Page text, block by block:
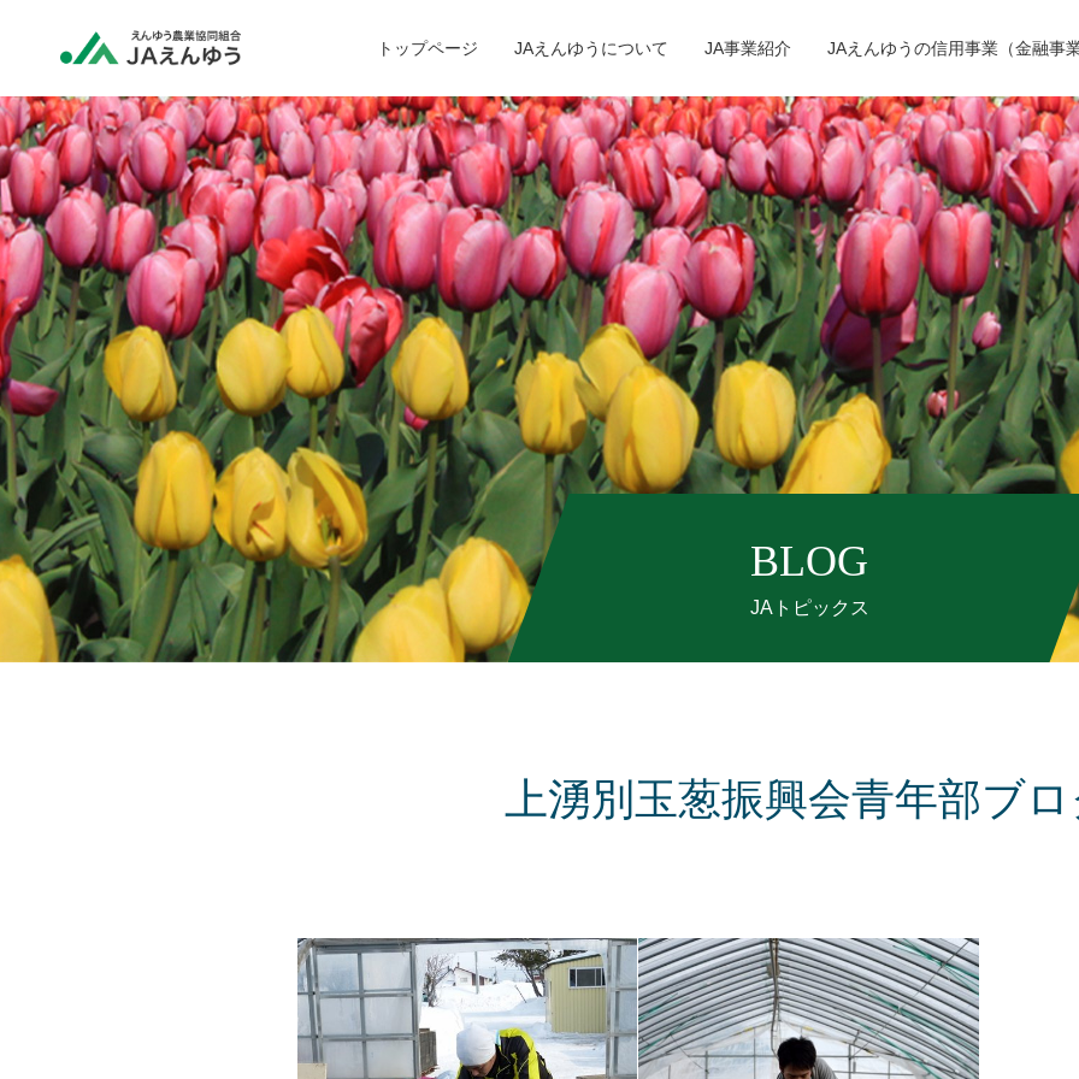
トップページ JAえんゆうについて JA事業紹介 JAえんゆうの信用事業（金融事
BLOG
JAトピックス
上湧別玉葱振興会青年部ブ